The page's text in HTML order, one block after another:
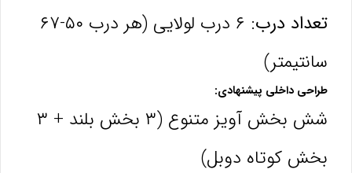
تعداد درب:
۶ درب لولایی (هر درب ۵۰-۶۷
سانتیمتر)
طراحی داخلی پیشنهادی:
شش بخش آویز متنوع (۳ بخش بلند + ۳
بخش کوتاه دوبل)